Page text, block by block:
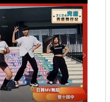
知，正如「檯面下的
在幕後的貪污腐敗。
更強調面對權利誘惑
的正義已經來臨」則
露真相，象徵正義終會
【無愧】：誠實、正
每個人身上時，更多是
一把尺，審視著自己